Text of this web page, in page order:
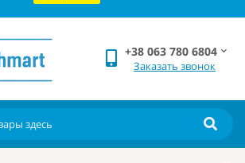
+38 063 780 6804
Заказать звонок